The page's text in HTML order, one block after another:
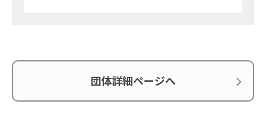
団体詳細ページへ